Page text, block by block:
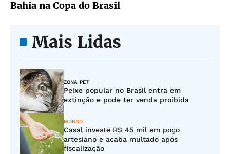
Bahia na Copa do Brasil
Mais Lidas
ZONA PET
Peixe popular no Brasil entra em
extinção e pode ter venda proibida
MUNDO
Casal investe R$ 45 mil em poço
artesiano e acaba multado após
fiscalização